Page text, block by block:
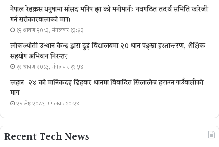
नेपाल रेडक्रस धनुषामा सांसद मनिष झा को मनोमानी: नवगठित तदर्थ समिति खारेजी
गर्न सरोकारवालाको माग।
१२ श्रावण २०८३, मंगलवार १३:५३
लोकज्योती उत्थान केन्द्र द्वारा दुई विद्यालयमा २० थान पङ्खा हस्तान्तरण, शैक्षिक
सहयोग अभियान निरन्तर
१२ श्रावण २०८३, मंगलवार ११:५४
लहान–२४ को मानिकदह डिहवार थानमा विवादित सिलालेख हटाउन गाउँवासीको
माग ।
२६ जेष्ठ २०८३, मंगलवार १०:२४
Recent Tech News